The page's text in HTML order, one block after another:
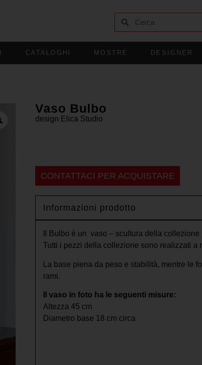
CATALOGHI MOSTRE DESIGNER
Vaso Bulbo
design Elica Studio
CONTATTACI PER ACQUISTARE
Informazioni prodotto
Il Bulbo è un vaso – scultura della
Tutti i pezzi della collezione sono realizzati a
La base piena da peso e stabilità, mentre le
rami.
Il vaso in foto ha le seguenti misure:
Altezza 45 cm
Diametro base 18 cm circa